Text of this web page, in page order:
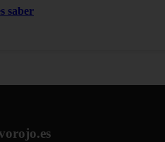
saber